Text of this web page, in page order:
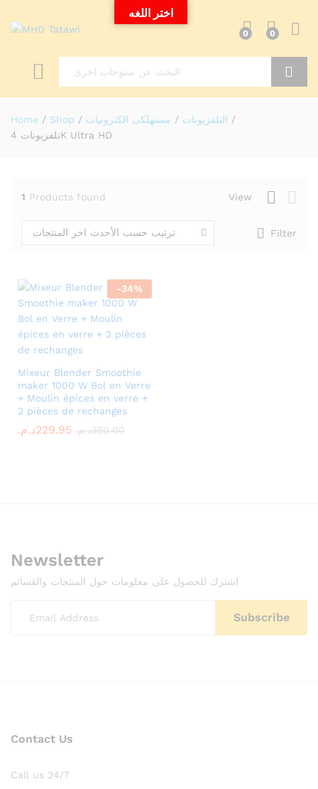
0 0
Home / Shop / مستهلكى الكترونيات / التلفزيونات
/
تلفزيونات 4K Ultra HD
1 Products found View
Filter ترتيب حسب الأحدث اخر المنتجات
-34%
Mixeur Blender Smoothie
maker 1000 W Bol en Verre
+ Moulin épices en verre +
2 pièces de rechanges
229.95د.م. 350.00د.م.
Newsletter
اشترك للحصول على معلومات حول المنتجات والقسائم
Contact Us
Call us 24/7
اختر اللغه